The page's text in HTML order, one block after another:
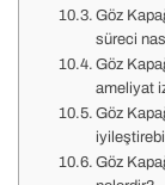
Göz
süreci
Göz
ameliyat
Göz
Göz